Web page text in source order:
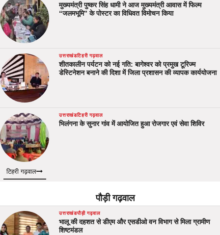
मुख्यमंत्री पुष्कर सिंह धामी ने आज मुख्यमंत्री आवास में फिल्म
“जलमभूमि” के पोस्टर का विधिवत विमोचन किया
उत्तराखंडटिहरी गढ़वाल
शीतकालीन पर्यटन को नई गति: बागेश्वर को प्रमुख टूरिज्म
डेस्टिनेशन बनाने की दिशा में जिला प्रशासन की व्यापक कार्ययोजना
उत्तराखंडटिहरी गढ़वाल
भिलंगना के सुनार गांव में आयोजित हुआ रोजगार एवं सेवा शिविर
टिहरी गढ़वाल
पौड़ी गढ़वाल
उत्तराखंडपौड़ी गढ़वाल
भालू की दहशत से डीएम और एसडीओ वन विभाग से मिला ग्रामीण
शिष्टमंडल